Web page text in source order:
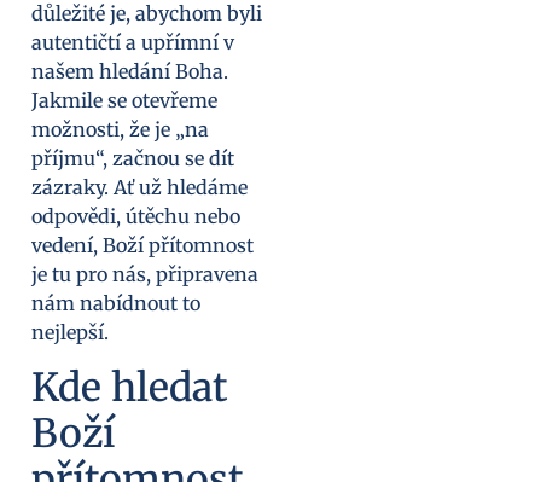
důležité je, abychom byli
autentičtí a upřímní v
našem hledání Boha.
Jakmile se otevřeme
možnosti, že je „na
příjmu“, začnou se dít
zázraky. Ať už hledáme
odpovědi, útěchu nebo
vedení, Boží přítomnost
je tu pro nás, připravena
nám nabídnout to
nejlepší.
Kde hledat
Boží